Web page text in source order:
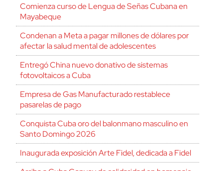
Comienza curso de Lengua de Señas Cubana en
Mayabeque
Condenan a Meta a pagar millones de dólares por
afectar la salud mental de adolescentes
Entregó China nuevo donativo de sistemas
fotovoltaicos a Cuba
Empresa de Gas Manufacturado restablece
pasarelas de pago
Conquista Cuba oro del balonmano masculino en
Santo Domingo 2026
Inaugurada exposición Arte Fidel, dedicada a Fidel